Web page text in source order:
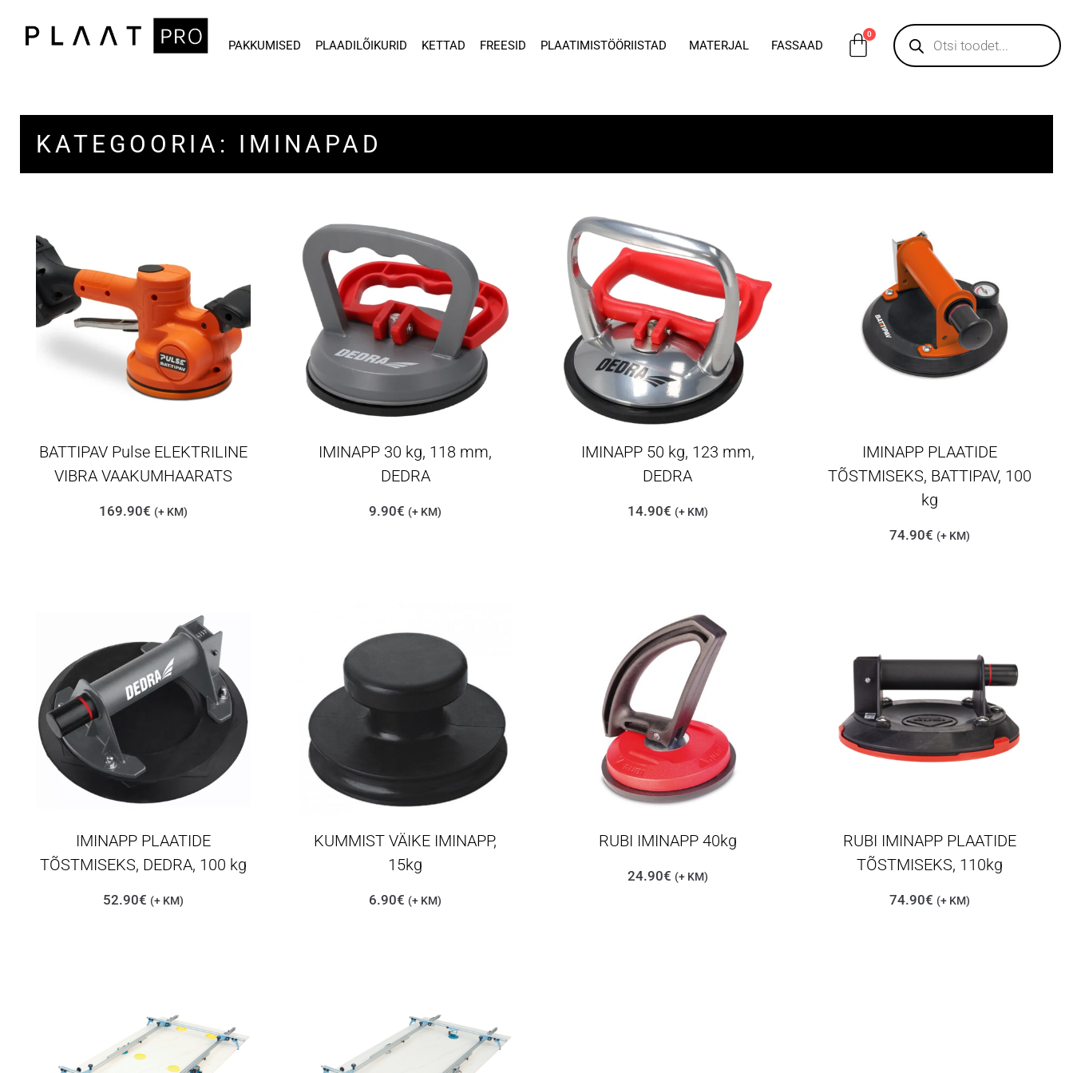
PAKKUMISED PLAADILÕIKURID KETTAD FREESID PLAATIMISTÖÖRIISTAD MATERJAL FASSAAD
0
KATEGOORIA: IMINAPAD
BATTIPAV Pulse ELEKTRILINE
VIBRA VAAKUMHAARATS
169.90€ (+ KM)
IMINAPP 30 kg, 118 mm,
DEDRA
9.90€ (+ KM)
IMINAPP 50 kg, 123 mm,
DEDRA
14.90€ (+ KM)
IMINAPP PLAATIDE
TÕSTMISEKS, BATTIPAV, 100
kg
74.90€ (+ KM)
IMINAPP PLAATIDE
TÕSTMISEKS, DEDRA, 100 kg
52.90€ (+ KM)
KUMMIST VÄIKE IMINAPP,
15kg
6.90€ (+ KM)
RUBI IMINAPP 40kg
24.90€ (+ KM)
RUBI IMINAPP PLAATIDE
TÕSTMISEKS, 110kg
74.90€ (+ KM)